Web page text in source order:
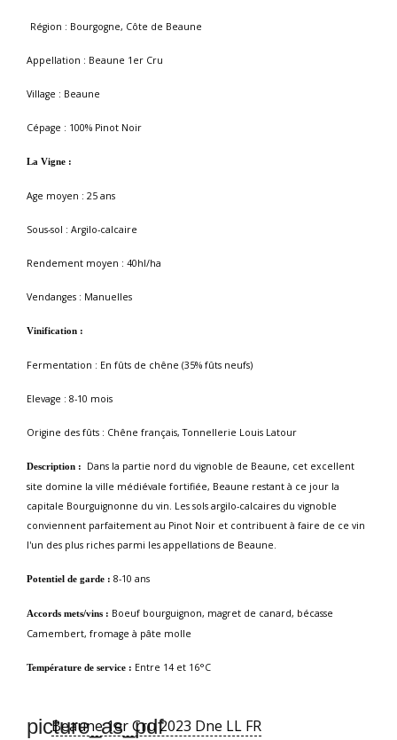
Région : Bourgogne, Côte de Beaune
Appellation : Beaune 1 er Cru
Village : Beaune
Cépage : 100% Pinot Noir
La Vigne :
Age moyen : 25 ans
Sous-sol : Argilo-calcaire
Rendement moyen : 40hl/ha
Vendanges : Manuelles
Vinification :
Fermentation : En fûts de chêne (35% fûts neufs)
Elevage : 8-10 mois
Origine des fûts : Chêne français, Tonnellerie Louis Latour
Description : Dans la partie nord du vignoble de Beaune, cet excellent
site domine la ville médiévale fortifiée, Beaune restant à ce jour la
capitale Bourguignonne du vin. Les sols argilo-calcaires du vignoble
conviennent parfaitement au Pinot Noir et contribuent à faire de ce vin
l'un des plus riches parmi les appellations de Beaune.
Potentiel de garde : 8-10 ans
Accords mets/vins : Boeuf bourguignon, magret de canard, bécasse
Camembert, fromage à pâte molle
Température de service : Entre 14 et 16°C
picture_as_pdf
Beaune 1er Cru 2023 Dne LL FR